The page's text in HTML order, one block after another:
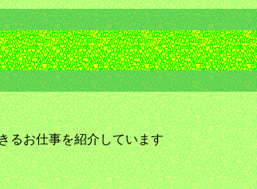
るお仕事を紹介しています